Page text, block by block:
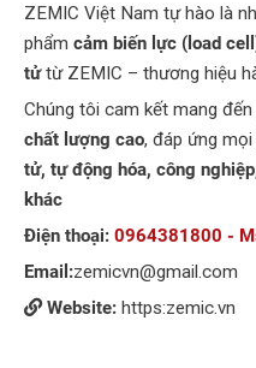
ZEMIC Việt Nam tự hào là
phẩm cảm biến lực (load
tửtừ ZEMIC – thương hiệu
Chúng tôi cam kết mang đến
chất lượng cao, đáp ứng
tử, tự động hóa, công
khác
Điện thoại: 0964381800 -
Email:zemicvn@gmail.com
Website: https:zemic.vn